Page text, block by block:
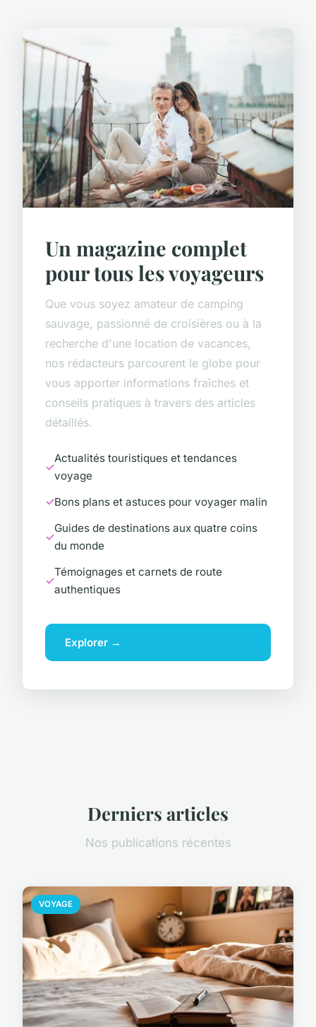
Un magazine complet
pour tous les voyageurs
Que vous soyez amateur de camping
sauvage, passionné de croisières ou à la
recherche d'une location de vacances,
nos rédacteurs parcourent le globe pour
vous apporter informations fraîches et
conseils pratiques à travers des articles
détaillés.
Actualités touristiques et tendances
voyage
Bons plans et astuces pour voyager malin
Guides de destinations aux quatre coins
du monde
Témoignages et carnets de route
authentiques
Explorer →
Derniers articles
Nos publications récentes
VOYAGE